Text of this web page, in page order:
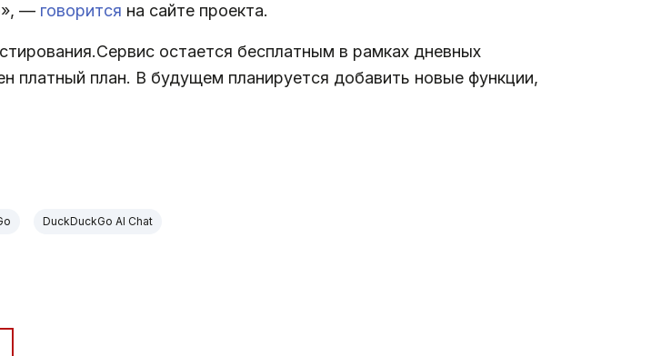
— говорится на сайте проекта.
остается бесплатным в рамках дневных
платный план. В будущем планируется добавить новые функции,
DuckDuckGo AI Chat